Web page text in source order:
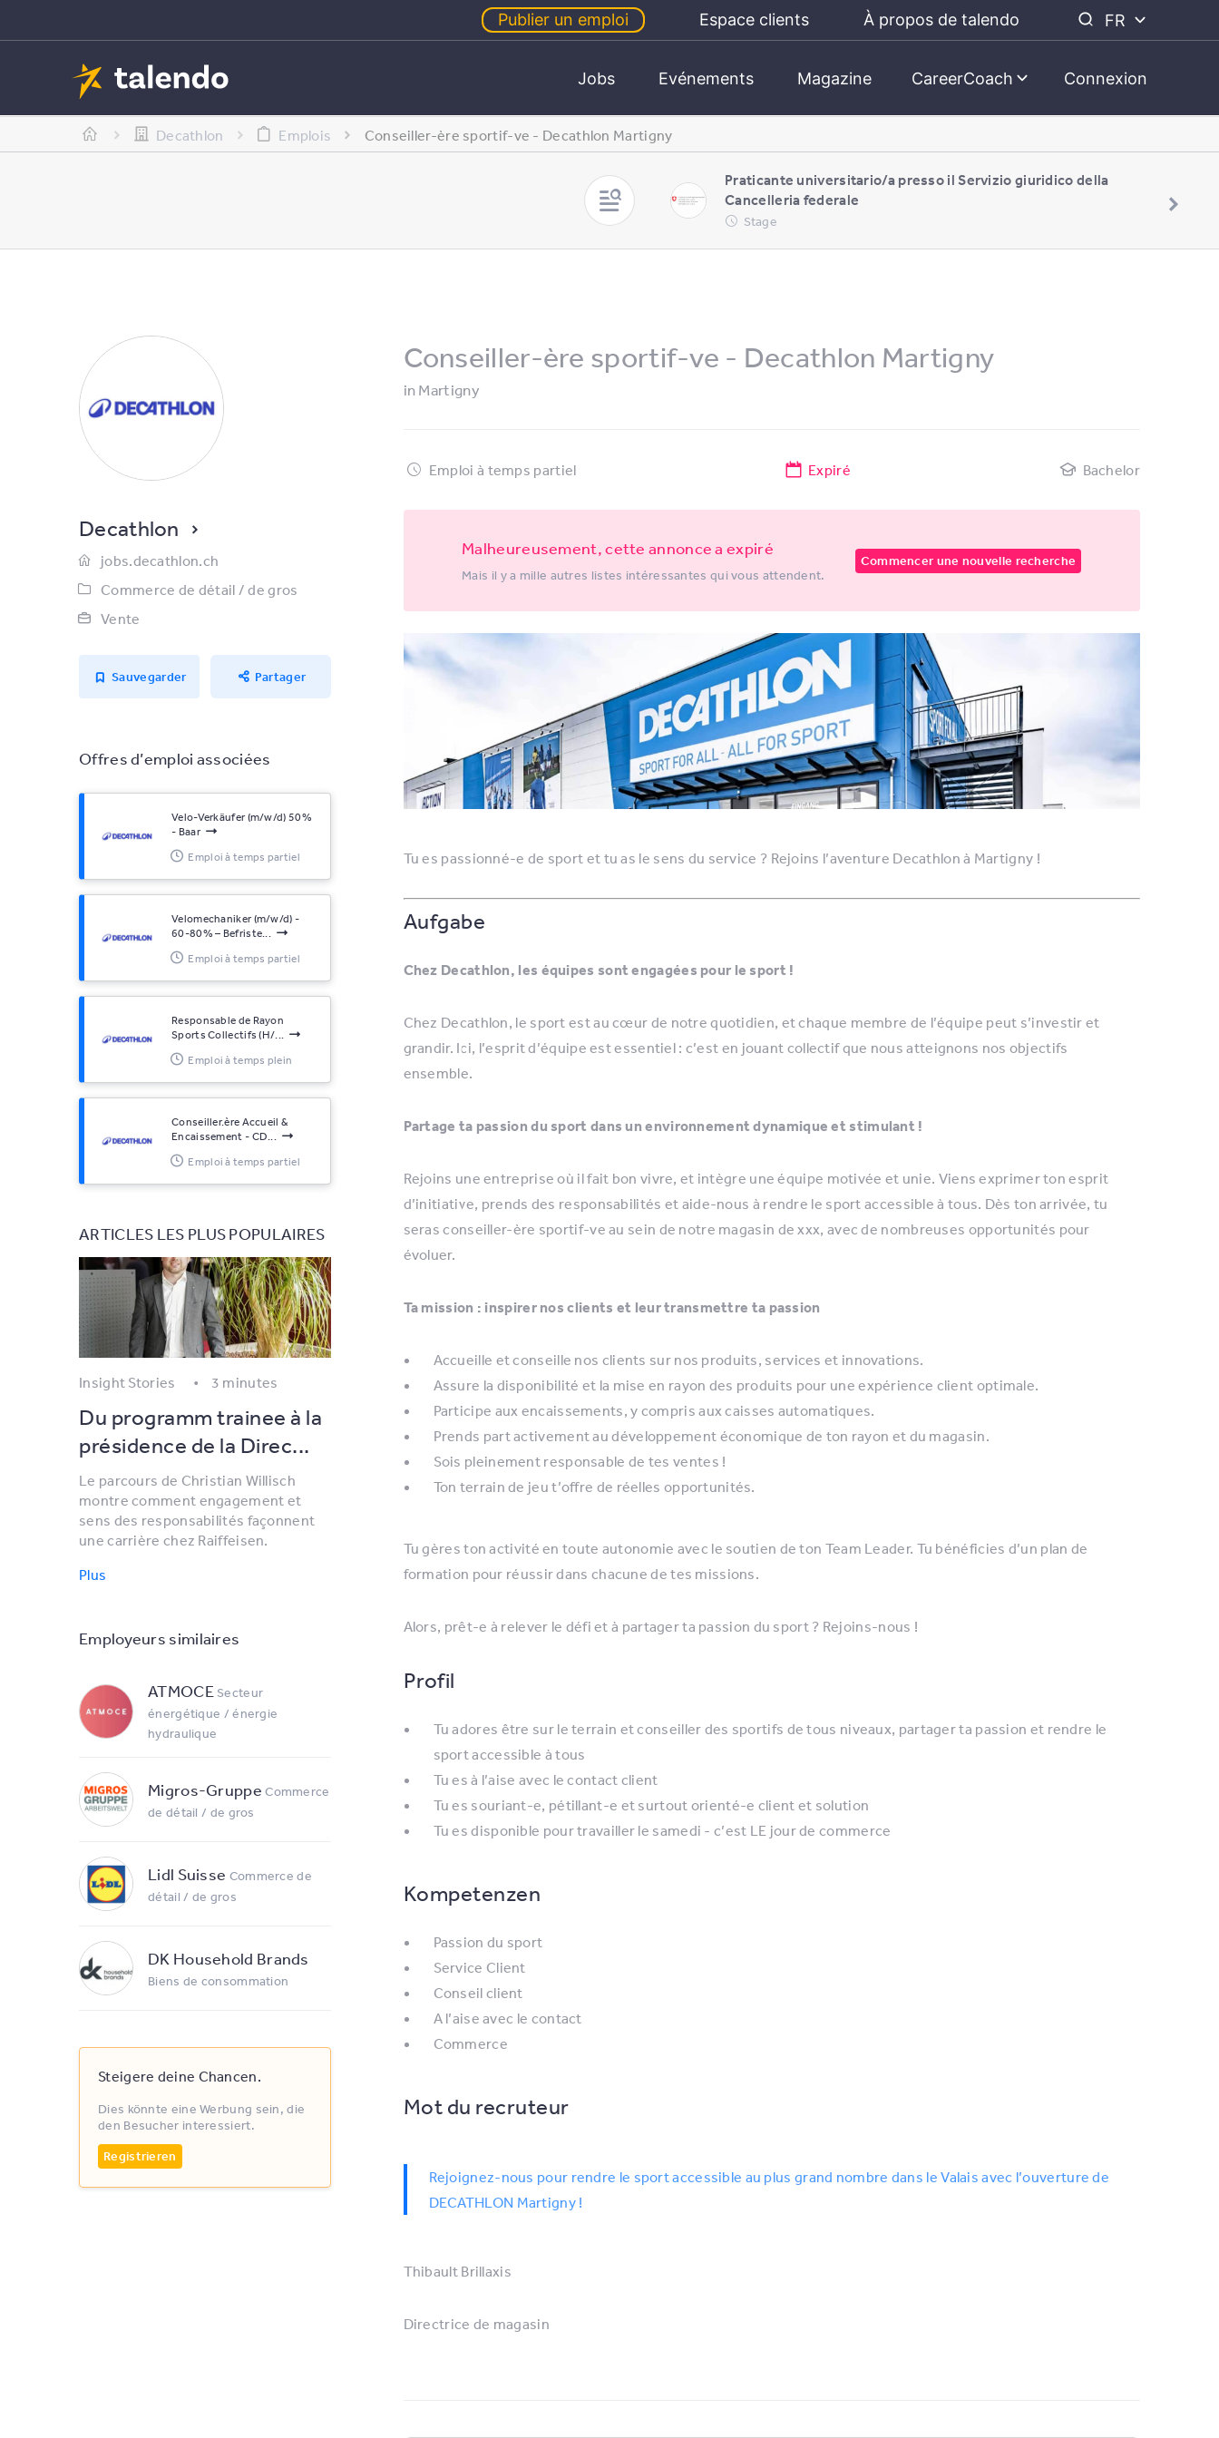
Publier un emploi Espace clients À propos de talendo FR
Jobs Evénements Magazine CareerCoach Connexion
Decathlon Emplois Conseiller-ère sportif-ve - Decathlon Martigny
Praticante universitario/a presso il Servizio giuridico della
Cancelleria federale
Stage
Decathlon
jobs.decathlon.ch
Commerce de détail / de gros
Vente
Sauvegarder Partager
Offres d’emploi associées
Velo-Verkäufer (m/w/d) 50%
- Baar
Emploi à temps partiel
Velomechaniker (m/w/d) -
60-80% – Befriste...
Emploi à temps partiel
Responsable de Rayon
Sports Collectifs (H/...
Emploi à temps plein
Conseiller.ère Accueil &
Encaissement - CD...
Emploi à temps partiel
ARTICLES LES PLUS POPULAIRES
Insight Stories 3 minutes
Du programm trainee à la
présidence de la Direc...
Le parcours de Christian Willisch
montre comment engagement et
sens des responsabilités façonnent
une carrière chez Raiffeisen.
Plus
Employeurs similaires
ATMOCE Secteur
énergétique / énergie
hydraulique
Migros-Gruppe Commerce
de détail / de gros
Lidl Suisse Commerce de
détail / de gros
DK Household Brands
Biens de consommation
Steigere deine Chancen.
Dies könnte eine Werbung sein, die
den Besucher interessiert.
Registrieren
Conseiller-ère sportif-ve - Decathlon Martigny
inMartigny
Emploi à temps partiel Expiré Bachelor
Malheureusement, cette annonce a expiré
Mais il y a mille autres listes intéressantes qui vous attendent.
Commencer une nouvelle recherche
Tu es passionné-e de sport et tu as le sens du service ? Rejoins l’aventure Decathlon à Martigny !
Aufgabe
Chez Decathlon, les équipes sont engagées pour le sport !
Chez Decathlon, le sport est au cœur de notre quotidien, et chaque membre de l’équipe peut s’investir et
grandir. Ici, l’esprit d’équipe est essentiel : c’est en jouant collectif que nous atteignons nos objectifs
ensemble.
Partage ta passion du sport dans un environnement dynamique et stimulant !
Rejoins une entreprise où il fait bon vivre, et intègre une équipe motivée et unie. Viens exprimer ton esprit
d’initiative, prends des responsabilités et aide-nous à rendre le sport accessible à tous. Dès ton arrivée, tu
seras conseiller-ère sportif-ve au sein de notre magasin de xxx, avec de nombreuses opportunités pour
évoluer.
Ta mission : inspirer nos clients et leur transmettre ta passion
Accueille et conseille nos clients sur nos produits, services et innovations.
Assure la disponibilité et la mise en rayon des produits pour une expérience client optimale.
Participe aux encaissements, y compris aux caisses automatiques.
Prends part activement au développement économique de ton rayon et du magasin.
Sois pleinement responsable de tes ventes !
Ton terrain de jeu t’offre de réelles opportunités.
Tu gères ton activité en toute autonomie avec le soutien de ton Team Leader. Tu bénéficies d’un plan de
formation pour réussir dans chacune de tes missions.
Alors, prêt-e à relever le défi et à partager ta passion du sport ? Rejoins-nous !
Profil
Tu adores être sur le terrain et conseiller des sportifs de tous niveaux, partager ta passion et rendre le
sport accessible à tous
Tu es à l’aise avec le contact client
Tu es souriant-e, pétillant-e et surtout orienté-e client et solution
Tu es disponible pour travailler le samedi - c’est LE jour de commerce
Kompetenzen
Passion du sport
Service Client
Conseil client
A l’aise avec le contact
Commerce
Mot du recruteur
Rejoignez-nous pour rendre le sport accessible au plus grand nombre dans le Valais avec l’ouverture de
DECATHLON Martigny !
Thibault Brillaxis
Directrice de magasin